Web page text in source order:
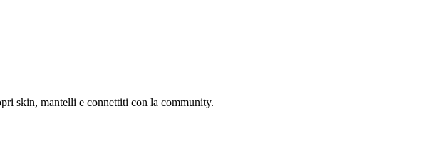
skin, mantelli e connettiti con la community.